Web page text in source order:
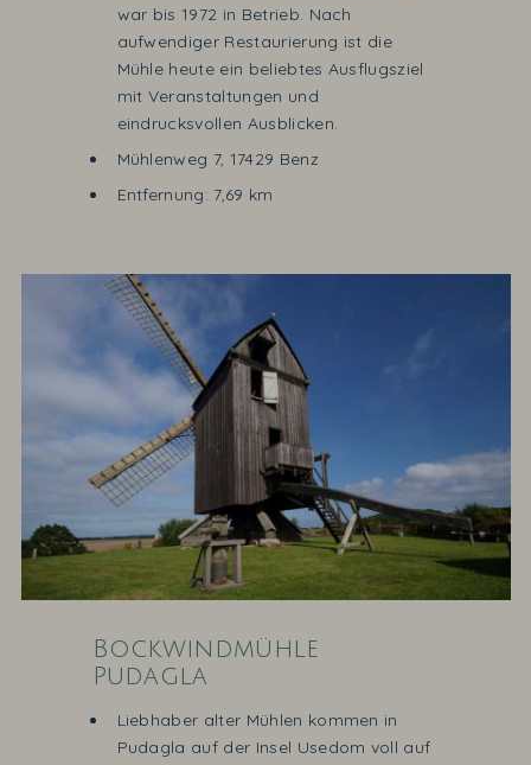
war bis 1972 in Betrieb. Nach
aufwendiger Restaurierung ist die
Mühle heute ein beliebtes Ausflugsziel
mit Veranstaltungen und
eindrucksvollen Ausblicken.
Mühlenweg 7, 17429 Benz
Entfernung: 7,69 km
Bockwindmühle
Pudagla
Liebhaber alter Mühlen kommen in
Pudagla auf der Insel Usedom voll auf